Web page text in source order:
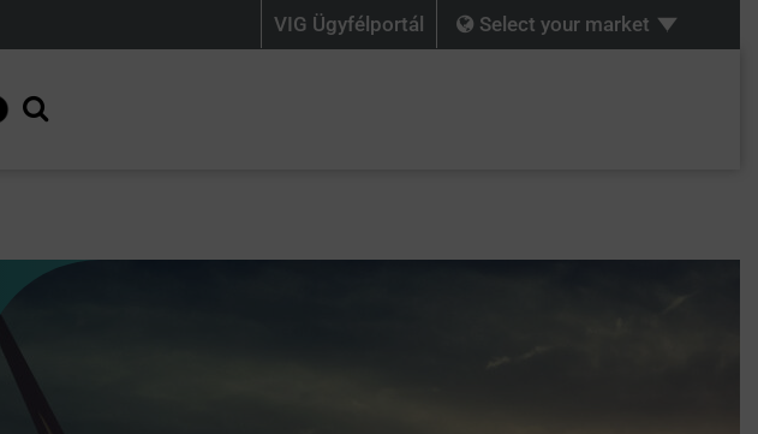
VIG Ügyfélportál Select your market